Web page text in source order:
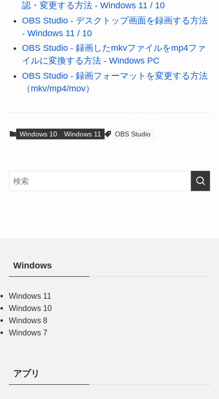
認・変更する方法 - Windows 11 / 10
OBS Studio - デスクトップ画面を録画する方法
- Windows 11 / 10
OBS Studio - 録画したmkvファイルをmp4ファ
イルに変換する方法 - Windows PC
OBS Studio - 録画フォーマットを変更する方法
（mkv/mp4/mov）
Windows 10 Windows 11 OBS Studio
Windows
Windows 11
Windows 10
Windows 8
Windows 7
アプリ